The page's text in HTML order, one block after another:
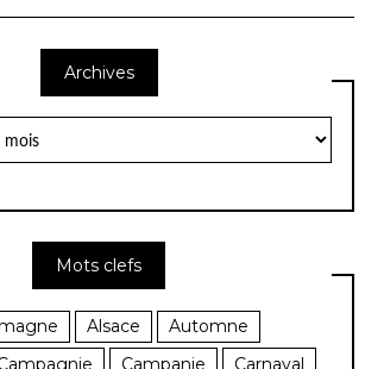
Archives
Mots clefs
Alsace
Automne
Campanie Carnaval